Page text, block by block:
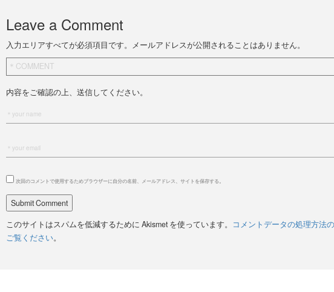
Leave a Comment
入力エリアすべてが必須項目です。メールアドレスが公開されることはありません。
内容をご確認の上、送信してください。
次回のコメントで使用するためブラウザーに自分の名前、メールアドレス、サイトを保存する。
このサイトはスパムを低減するために Akismet を使っています。
コメントデータの処理方法
ご覧ください。